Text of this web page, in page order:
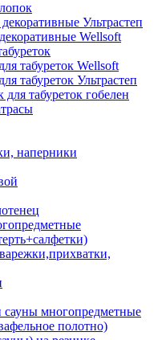
Ультрастеп
Wellsoft
табуреток Wellsoft
табуреток Ультрастеп
табуреток гобелен
наперники
многопредметные
полотно)